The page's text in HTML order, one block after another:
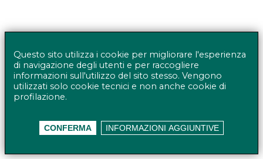
Questo sito utilizza i cookie per migliorare l'esperienza
di navigazione degli utenti e per raccogliere
informazioni sull'utilizzo del sito stesso. Vengono
utilizzati solo cookie tecnici e non anche cookie di
profilazione.
CONFERMA INFORMAZIONI AGGIUNTIVE
© BANCO BPM GRUPPO BANCARIO - Rappresentante
del Gruppo IVA Banco BPM Partita IVA 10537050964 |